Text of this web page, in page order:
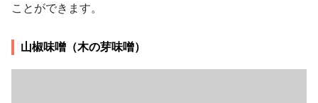
ことができます。
山椒味噌（木の芽味噌）